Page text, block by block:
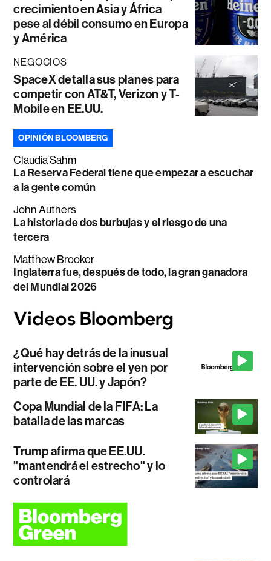
crecimiento en Asia y África
pese al débil consumo en Europa
y América
NEGOCIOS
SpaceX detalla sus planes para
competir con AT&T, Verizon y T-
Mobile en EE.UU.
OPINIÓN BLOOMBERG
Claudia Sahm
La Reserva Federal tiene que empezar a escuchar
a la gente común
John Authers
La historia de dos burbujas y el riesgo de una
tercera
Matthew Brooker
Inglaterra fue, después de todo, la gran ganadora
del Mundial 2026
¿Qué hay detrás de la inusual
intervención sobre el yen por
parte de EE. UU. y Japón?
Copa Mundial de la FIFA: La
batalla de las marcas
Trump afirma que EE.UU.
"mantendrá el estrecho" y lo
controlará